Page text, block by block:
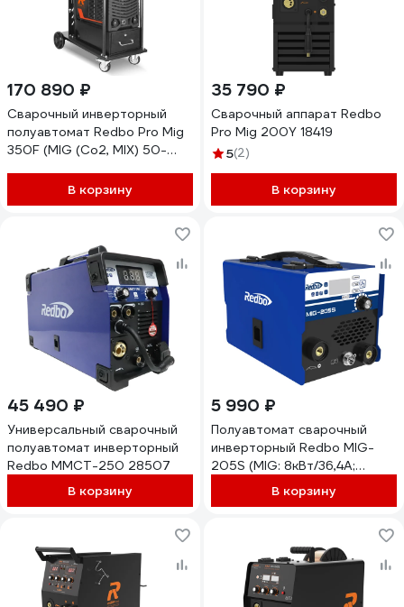
170 890 ₽
Сварочный инверторный
полуавтомат Redbo Pro Mig
350F (MIG (Co2, MIX) 50-
350A., 2-4 мм., два дисплея,
рег-ка ин 7467
В корзину
35 790 ₽
Сварочный аппарат Redbo
Pro Mig 200Y 18419
5(2)
В корзину
45 490 ₽
Универсальный cварочный
полуавтомат инверторный
Redbo MMCT-250 28507
В корзину
5 990 ₽
Полуавтомат сварочный
инверторный Redbo MIG-
205S (MIG: 8кВт/36,4А;
50А/16.5В-205А/24,2В; ММА
В корзину